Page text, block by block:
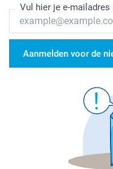
Vul hier je e-mailadres
Aanmelden voor de